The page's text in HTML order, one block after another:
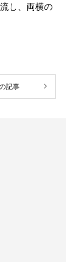
し、両横の
記事